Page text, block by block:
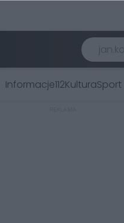
Informacje112KulturaSport